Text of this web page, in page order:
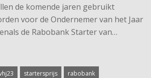
de komende jaren gebruikt
voor de Ondernemer van het Jaar
de Rabobank Starter van…
startersprijs rabobank